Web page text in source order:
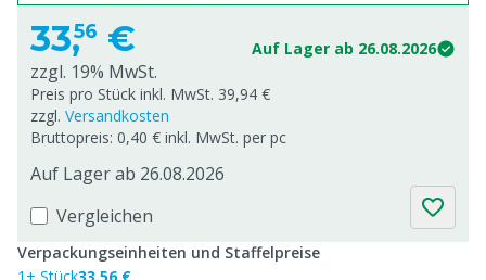
33,56 € Auf Lager ab 26.08.2026
zzgl. 19% MwSt.
Preis pro Stück inkl. MwSt. 39,94 €
zzgl. Versandkosten
Bruttopreis: 0,40 € inkl. MwSt. per pc
Auf Lager ab 26.08.2026
Vergleichen
Verpackungseinheiten und Staffelpreise